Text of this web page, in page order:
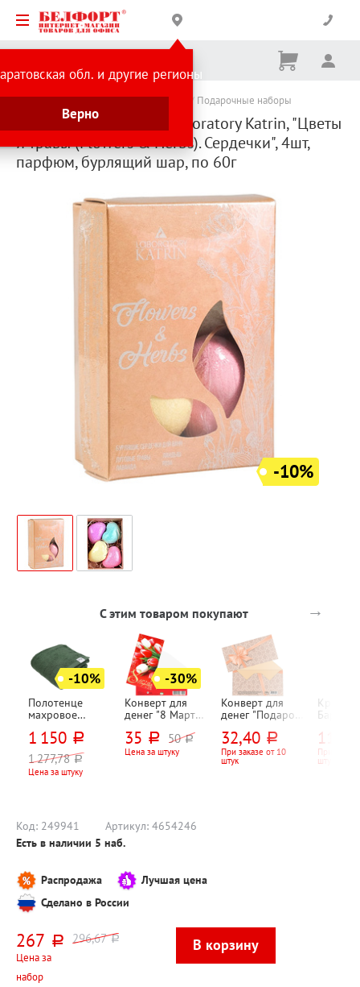
обл. и другие регионы
Верно
Корзина
Ничего
Каталог товаров Подарки и сувениры Подарочные наборы
Набор соль для ванн Laboratory Katrin, "Цветы
и травы (Flowers & Herbs). Сердечки", 4шт,
парфюм, бурлящий шар, по 60г
-10%
С этим товаром покупают →
-10%
Полотенце
махровое
"Сонора",
зеленое,
130см*70см,
хлопок, 500г⁄м²,
1 150 руб.
1 277,78 руб.
Цена за штуку
-30%
Конверт для
денег "8 Марта",
тюльпаны,
золотые
35 руб. 50 руб.
Цена за штуку
Конверт для
денег "Подарок",
32,40 руб.
При заказе от 10
штук
Крем
80мл
При
штук
Код: 249941 Артикул: 4654246
Есть в наличии 5 наб.
Распродажа
Лучшая цена
Сделано в России
267 руб. 296,67 руб.
Цена за
набор